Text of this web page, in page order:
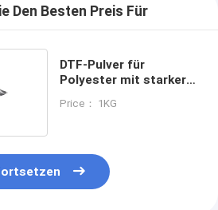
Den Besten Preis Für
DTF-Pulver für
Polyester mit starker
Price： 1KG